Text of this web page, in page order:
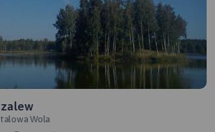
zalew
Wola